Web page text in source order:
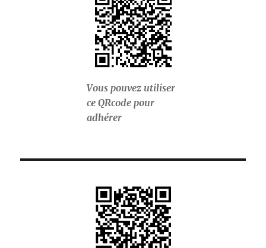
Vous pouvez utiliser
ce QRcode pour
adhérer